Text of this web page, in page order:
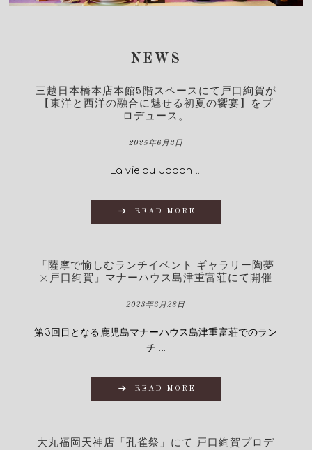
NEWS
三越日本橋本店本館5階スペースにて戸口絢賀が
【東洋と西洋の融合に魅せる初夏の饗宴】をプ
ロデュース。
2025年6月3日
La vie au Japon ...
READ MORE
「薩摩で愉しむランチイベント ギャラリー陶夢
×戸口絢賀」マナーハウス島津重富荘にて開催
2023年3月28日
第3回目となる鹿児島マナーハウス島津重富荘でのラン
チ ...
READ MORE
大丸福岡天神店「孔雀祭」にて 戸口絢賀プロデ